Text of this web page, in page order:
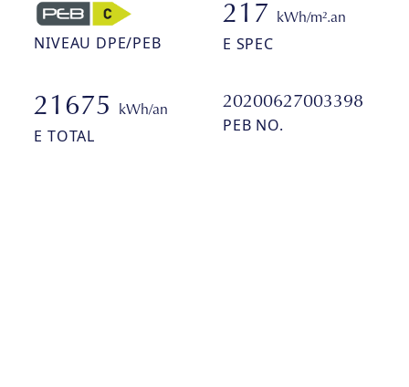
NIVEAU DPE/PEB
217 kWh/m².an
E SPEC
21675 kWh/an
E TOTAL
20200627003398
PEB NO.